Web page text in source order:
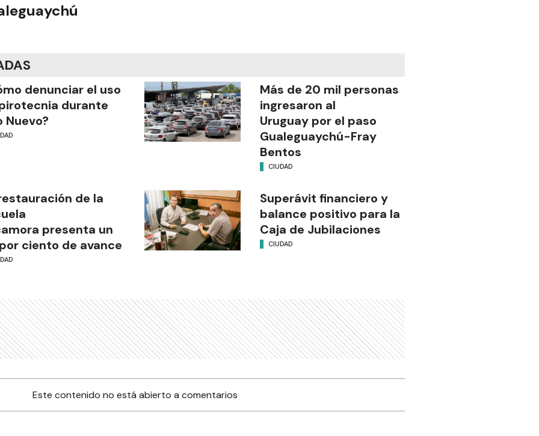
denunciar el uso
durante
Nuevo?
Más de 20 mil personas
ingresaron al
Uruguay por el paso
Gualeguaychú-Fray
Bentos
CIUDAD
de la
presenta un
ciento de avance
Superávit financiero y
balance positivo para la
Caja de Jubilaciones
CIUDAD
Este contenido no está abierto a comentarios